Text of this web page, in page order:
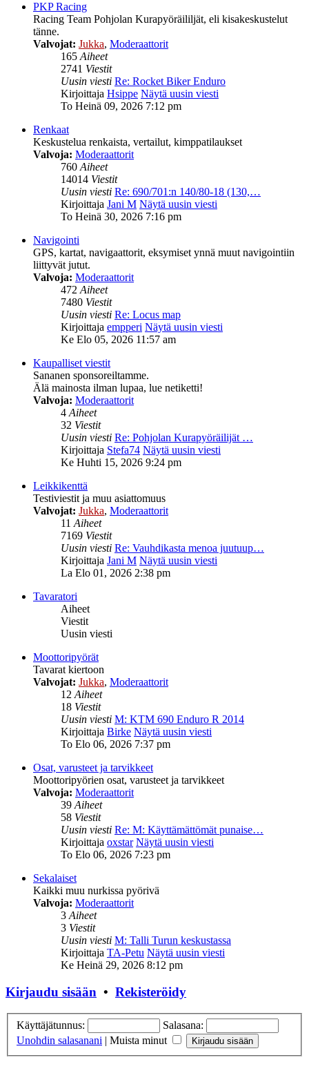
PKP Racing
Racing Team Pohjolan Kurapyöräililjät, eli kisakeskustelut
tänne.
Valvojat: Jukka, Moderaattorit
165Aiheet
2741 Viestit
Uusin viesti Re: Rocket Biker Enduro
Kirjoittaja Hsippe Näytä uusin viesti
To Heinä 09, 2026 7:12 pm
Renkaat
Keskustelua renkaista, vertailut, kimppatilaukset
Valvoja: Moderaattorit
760Aiheet
14014 Viestit
Uusin viesti Re: 690/701:n 140/80-18 (130,…
Kirjoittaja Jani M Näytä uusin viesti
To Heinä 30, 2026 7:16 pm
Navigointi
GPS, kartat, navigaattorit, eksymiset ynnä muut navigointiin
liittyvät jutut.
Valvoja: Moderaattorit
472Aiheet
7480 Viestit
Uusin viesti Re: Locus map
Kirjoittaja empperi Näytä uusin viesti
Ke Elo 05, 2026 11:57 am
Kaupalliset viestit
Sananen sponsoreiltamme.
Älä mainosta ilman lupaa, lue netiketti!
Valvoja: Moderaattorit
4Aiheet
32 Viestit
Uusin viesti Re: Pohjolan Kurapyöräilijät …
Kirjoittaja Stefa74 Näytä uusin viesti
Ke Huhti 15, 2026 9:24 pm
Leikkikenttä
Testiviestit ja muu asiattomuus
Valvojat: Jukka, Moderaattorit
11Aiheet
7169 Viestit
Uusin viesti Re: Vauhdikasta menoa juutuup…
Kirjoittaja Jani M Näytä uusin viesti
La Elo 01, 2026 2:38 pm
Tavaratori
Aiheet
Viestit
Uusin viesti
Moottoripyörät
Tavarat kiertoon
Valvojat: Jukka, Moderaattorit
12Aiheet
18 Viestit
Uusin viesti M: KTM 690 Enduro R 2014
Kirjoittaja Birke Näytä uusin viesti
To Elo 06, 2026 7:37 pm
Osat, varusteet ja tarvikkeet
Moottoripyörien osat, varusteet ja tarvikkeet
Valvoja: Moderaattorit
39Aiheet
58 Viestit
Uusin viesti Re: M: Käyttämättömät punaise…
Kirjoittaja oxstar Näytä uusin viesti
To Elo 06, 2026 7:23 pm
Sekalaiset
Kaikki muu nurkissa pyörivä
Valvoja: Moderaattorit
3Aiheet
3 Viestit
Uusin viesti M: Talli Turun keskustassa
Kirjoittaja TA-Petu Näytä uusin viesti
Ke Heinä 29, 2026 8:12 pm
Kirjaudu sisään • Rekisteröidy
Käyttäjätunnus:
Salasana:
Unohdin salasanani | Muista minut